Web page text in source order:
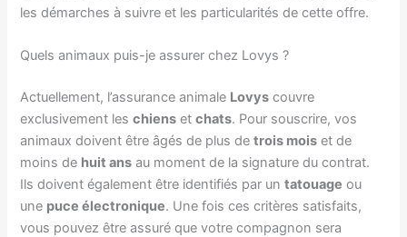
les démarches à suivre et les particularités de cette offre.
Quels animaux puis-je assurer chez Lovys ?
Actuellement, l’assurance animale Lovys couvre
exclusivement leschiens etchats. Pour souscrire, vos
animaux doivent être âgés de plus detrois mois et de
moins de huit ans au moment de la signature du contrat.
Ils doivent également être identifiés par untatouage ou
une puce électronique. Une fois ces critères satisfaits,
vous pouvez être assuré que votre compagnon sera